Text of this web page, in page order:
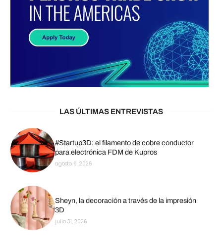
LAS ÚLTIMAS ENTREVISTAS
#Startup3D: el filamento de cobre conductor
para electrónica FDM de Kupros
agosto 6, 2026
Sheyn, la decoración a través de la impresión
3D
julio 31, 2026